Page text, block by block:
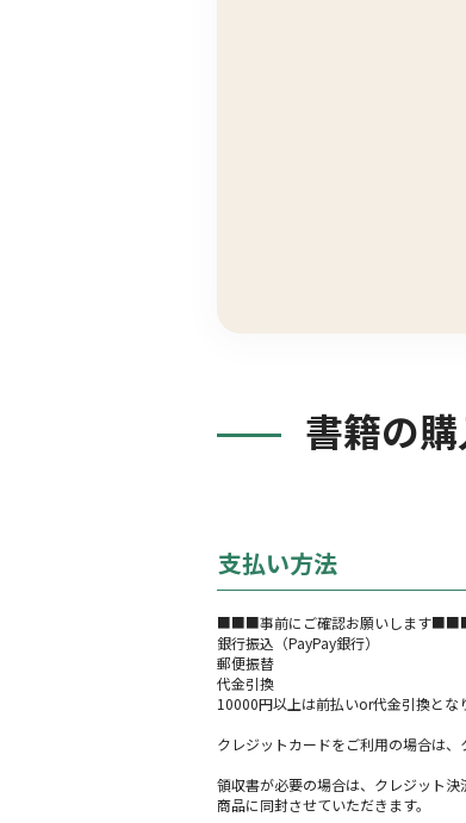
書籍の
支払い方法
■■■事前にご確認お願いします
銀行振込（PayPay銀行）
郵便振替
代金引換
10000円以上は前払いor代金引換とな
クレジットカードをご利用の場合は、
領収書が必要の場合は、クレジット
商品に同封させていただきます。